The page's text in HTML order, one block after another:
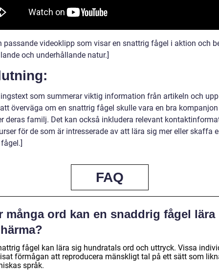
passande videoklipp som visar en snattrig fågel i aktion och
och underhållande natur.]
som summerar viktig information från artikeln och
överväga om en snattrig fågel skulle vara en bra
deras familj. Det kan också inkludera relevant
för de som är intresserade av att lära sig mer eller skaffa
FAQ
många ord kan en snaddrig fågel lära
fågel kan lära sig hundratals ord och uttryck. Vissa
förmågan att reproducera mänskligt tal på ett sätt som
språk.